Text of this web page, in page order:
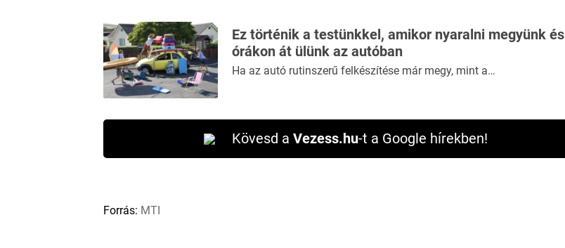
Ez történik a testünkkel, amikor nyaralni megyünk és
órákon át ülünk az autóban
Ha az autó rutinszerű felkészítése már megy, mint a…
Kövesd a Vezess.hu-t a Google hírekben!
Forrás: MTI